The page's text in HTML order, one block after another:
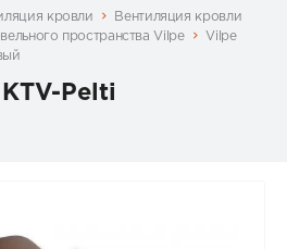
кровли
Вентиляция кровли
пространства Vilpe
Vilpe
Pelti